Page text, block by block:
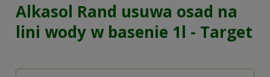
Alkasol Rand usuwa osad na
lini wody w basenie 1l - Target